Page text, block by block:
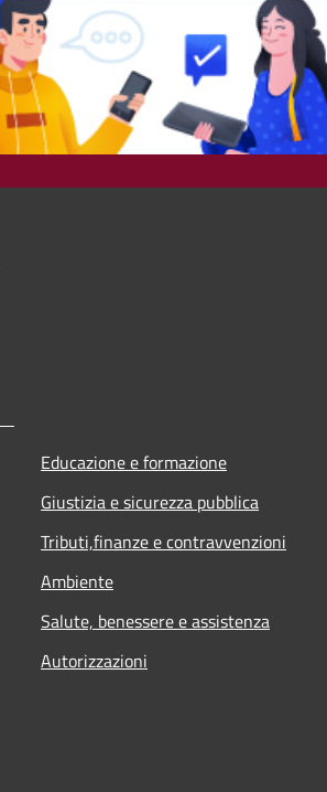
Educazione e formazione
Giustizia e sicurezza pubblica
Tributi,finanze e contravvenzioni
Ambiente
Salute, benessere e assistenza
Autorizzazioni